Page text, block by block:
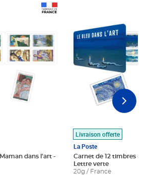
dans l'art -
Livraison offerte
La Poste
Carnet de 12 timbres - Le
Lettre verte
20g / France